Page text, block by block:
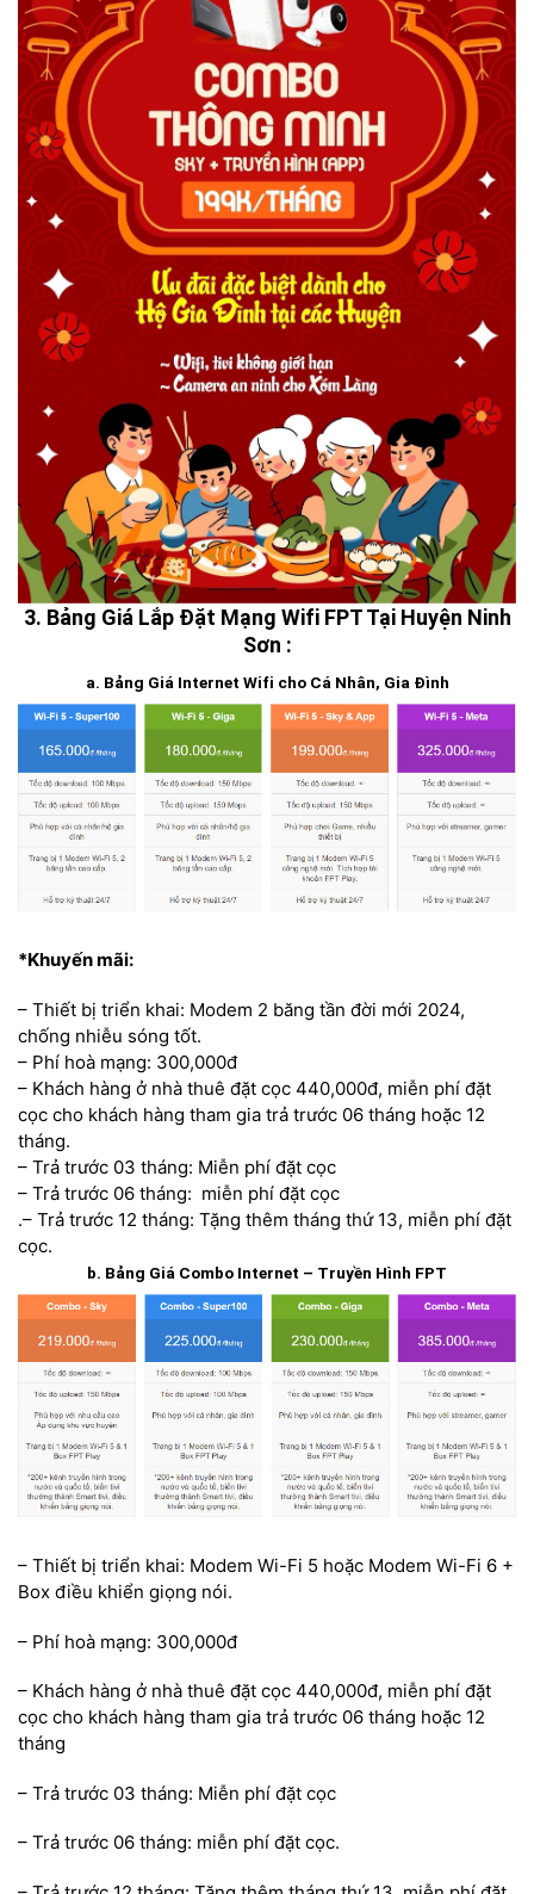
3. Bảng Giá Lắp Đặt Mạng Wifi FPT Tại Huyện Ninh
Sơn :
a. Bảng Giá Internet Wifi cho Cá Nhân, Gia Đình
*Khuyến mãi:
– Thiết bị triển khai: Modem 2 băng tần đời mới 2024,
chống nhiễu sóng tốt.
– Phí hoà mạng: 300,000đ
– Khách hàng ở nhà thuê đặt cọc 440,000đ, miễn phí đặt
cọc cho khách hàng tham gia trả trước 06 tháng hoặc 12
tháng.
– Trả trước 03 tháng: Miễn phí đặt cọc
– Trả trước 06 tháng: miễn phí đặt cọc
.– Trả trước 12 tháng: Tặng thêm tháng thứ 13, miễn phí đặt
cọc.
b. Bảng Giá Combo Internet – Truyền Hình FPT
– Thiết bị triển khai: Modem Wi-Fi 5 hoặc Modem Wi-Fi 6 +
Box điều khiển giọng nói.
– Phí hoà mạng: 300,000đ
– Khách hàng ở nhà thuê đặt cọc 440,000đ, miễn phí đặt
cọc cho khách hàng tham gia trả trước 06 tháng hoặc 12
tháng
– Trả trước 03 tháng: Miễn phí đặt cọc
– Trả trước 06 tháng: miễn phí đặt cọc.